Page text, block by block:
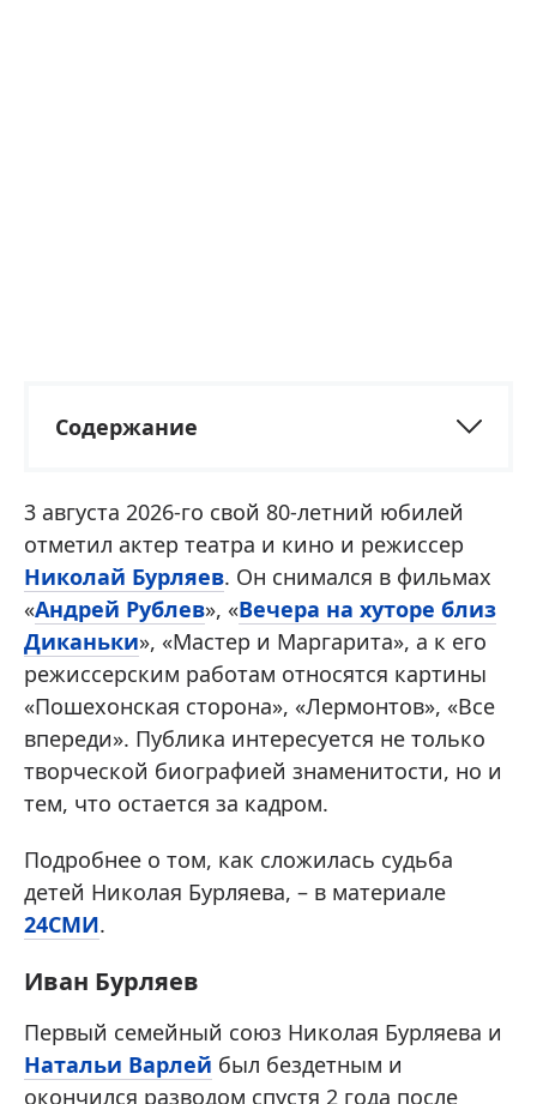
Содержание
3 августа 2026-го свой 80-летний юбилей
отметил актер театра и кино и режиссер
Николай Бурляев. Он снимался в фильмах
«Андрей Рублев», «Вечера на хуторе близ
Диканьки», «Мастер и Маргарита», а к его
режиссерским работам относятся картины
«Пошехонская сторона», «Лермонтов», «Все
впереди». Публика интересуется не только
творческой биографией знаменитости, но и
тем, что остается за кадром.
Подробнее о том, как сложилась судьба
детей Николая Бурляева, – в материале
24СМИ.
Иван Бурляев
Первый семейный союз Николая Бурляева и
Натальи Варлей был бездетным и
окончился разводом спустя 2 года после